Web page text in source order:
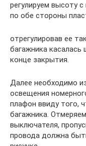
регулируем высоту
по обе стороны
отрегулировав ее
багажника касалась
конце закрытия.
Далее необходимо
освещения
плафон ввиду того,
багажника.
выключателя,
провода должна